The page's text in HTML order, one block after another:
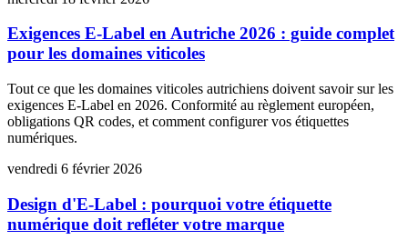
Exigences E-Label en Autriche 2026 : guide complet
pour les domaines viticoles
Tout ce que les domaines viticoles autrichiens doivent savoir sur les
exigences E-Label en 2026. Conformité au règlement européen,
obligations QR codes, et comment configurer vos étiquettes
numériques.
vendredi 6 février 2026
Design d'E-Label : pourquoi votre étiquette
numérique doit refléter votre marque